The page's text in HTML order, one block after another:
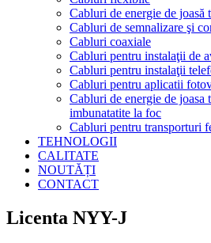
Cabluri de energie de joasă
Cabluri de semnalizare şi
Cabluri coaxiale
Cabluri pentru instalaţii de
Cabluri pentru instalaţii
Cabluri pentru aplicatii
Cabluri de energie de joasa
imbunatatite la foc
Cabluri pentru transporturi
TEHNOLOGII
CALITATE
NOUTĂȚI
CONTACT
Licenta NYY-J